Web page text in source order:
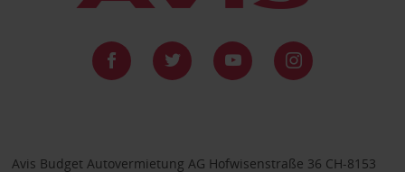
Avis Budget Autovermietung AG Hofwisenstraße 36 CH-8153